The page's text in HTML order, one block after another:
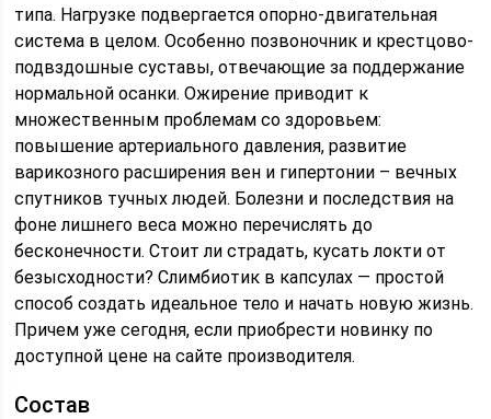
типа. Нагрузке подвергается опорно-двигательная
система в целом. Особенно позвоночник и крестцово-
подвздошные суставы, отвечающие за поддержание
нормальной осанки. Ожирение приводит к
множественным проблемам со здоровьем:
повышение артериального давления, развитие
варикозного расширения вен и гипертонии – вечных
спутников тучных людей. Болезни и последствия на
фоне лишнего веса можно перечислять до
бесконечности. Стоит ли страдать, кусать локти от
безысходности? Слимбиотик в капсулах — простой
способ создать идеальное тело и начать новую жизнь.
Причем уже сегодня, если приобрести новинку по
доступной цене на сайте производителя.
Состав